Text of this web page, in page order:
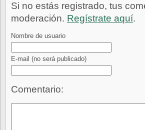
Si no estás registrado, tus
moderación. Regístrate aquí.
Nombre de usuario
E-mail (no será publicado)
Comentario: